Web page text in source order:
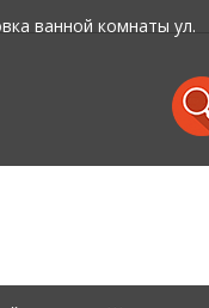
ванной комнаты ул.